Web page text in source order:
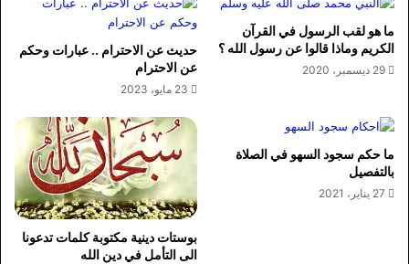
ما هو لقب الرسول في القرآن
الكريم وماذا قالوا عن رسول الله ؟
29 ديسمبر، 2020
حديث عن الاحترام .. عبارات وحكم
عن الاحترام
23 مايو، 2023
ما حكم سجود السهو في الصلاة
بالتفصيل
27 يناير، 2021
بوستات دينية مكتوبة كلمات تدعونا
الى التأمل في دين الله